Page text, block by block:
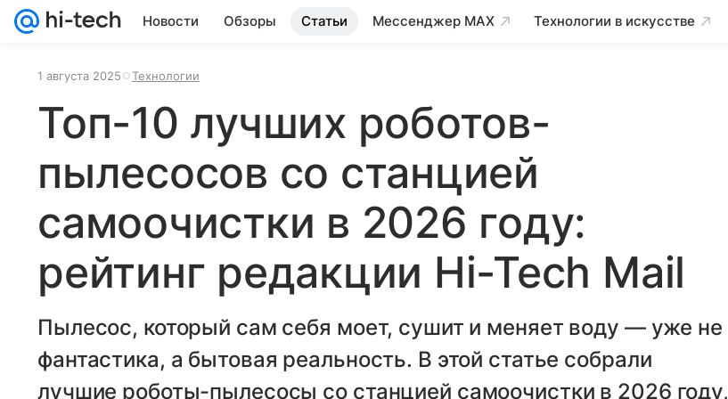
Новости Обзоры Статьи Мессенджер MAX Технологии в искусстве
1 августа 2025 Технологии
Топ-10 лучших роботов-
пылесосов со станцией
самоочистки в 2026 году:
рейтинг редакции Hi-Tech Mail
Пылесос, который сам себя моет, сушит и меняет воду — уже не
фантастика, а бытовая реальность. В этой статье собрали
лучшие роботы-пылесосы со станцией самоочистки в 2026 году,